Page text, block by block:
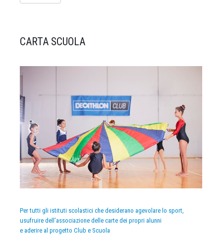
CARTA SCUOLA
Per tutti gli istituti scolastici che desiderano agevolare lo sport,
usufruire dell’associazione delle carte dei propri alunni
e aderire al progetto Club e Scuola